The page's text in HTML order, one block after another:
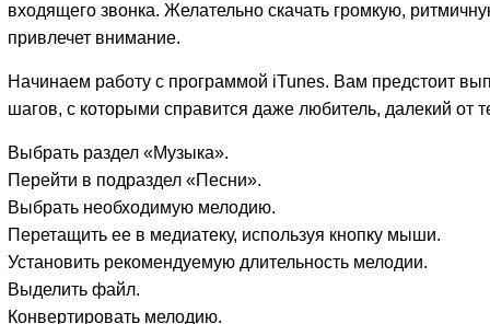
входящего звонка. Желательно скачать громкую,
привлечет внимание.
Начинаем работу с программой iTunes. Вам предстоит
шагов, с которыми справится даже любитель, далекий от
Выбрать раздел «Музыка».
Перейти в подраздел «Песни».
Выбрать необходимую мелодию.
Перетащить ее в медиатеку, используя кнопку мыши.
Установить рекомендуемую длительность мелодии.
Выделить файл.
Конвертировать мелодию.